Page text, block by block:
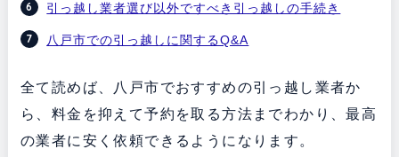
引っ越し業者選び以外ですべき引っ越しの手続き
八戸市での引っ越しに関するQ&A
全て読めば、八戸市でおすすめの引っ越し業者か
ら、料金を抑えて予約を取る方法までわかり、最高
の業者に安く依頼できるようになります。